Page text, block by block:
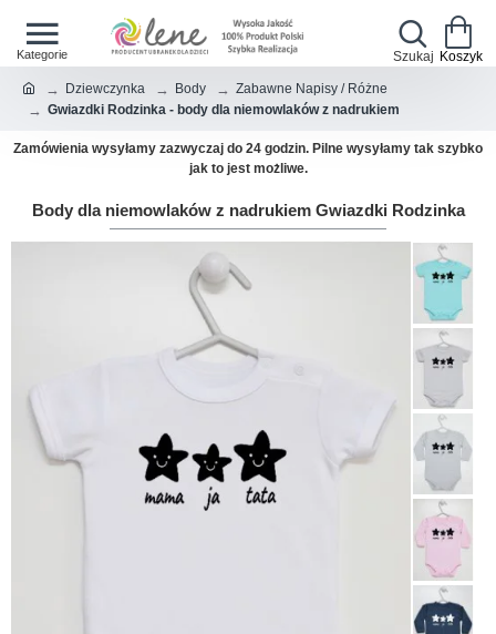
Dziewczynka Body
Zabawne Napisy / Różne
Gwiazdki Rodzinka - body dla niemowlaków z nadrukiem
Zamówienia wysyłamy zazwyczaj do 24 godzin. Pilne wysyłamy tak szybko
jak to jest możliwe.
Body dla niemowlaków z nadrukiem Gwiazdki Rodzinka